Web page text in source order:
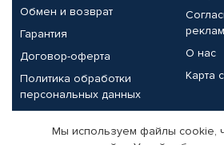
Обмен и возврат
Гарантия
Договор-оферта
Политика обработки
персональных данных
О нас
Карта
Партнерам
Мы используем файлы cookie,